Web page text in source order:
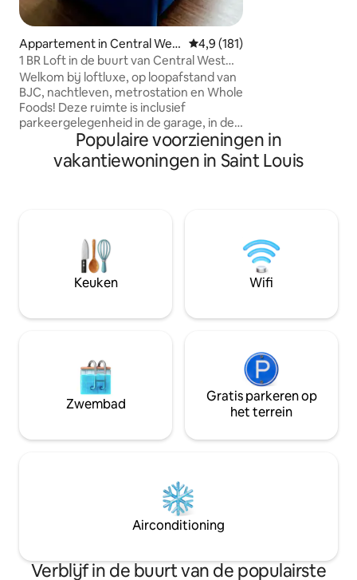
Appartement in Central West
End
Gemiddelde beoordeling van
4,9 (181)
1 BR Loft in de buurt van Central West
End, lopen naar BJC
Welkom bij loftluxe, op loopafstand van
BJC, nachtleven, metrostation en Whole
Foods! Deze ruimte is inclusief
parkeergelegenheid in de garage, in de
unit W/D, en alles om een nacht of een
maand te verblijven! Andere geweldige
functies: - Hoge plafonds en grote
mee dat de slaapkamerwanden van
deze loft zich niet uitstrekken tot aan
het plafond en dat er geen deur is.
Controleer de foto 's om er zeker van te
voldoet!
slaapkamers met
allemaal nieuw
Populaire voorzieningen in
vakantiewoningen in Saint Louis
Keuken Wifi
Zwembad
Gratis parkeren op
het terrein
Airconditioning
Verblijf in de buurt van de populairste